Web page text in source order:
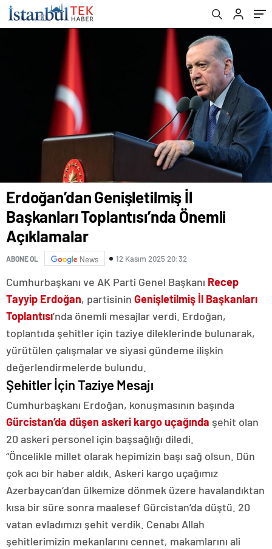
Erdoğan’dan Genişletilmiş İl
Başkanları Toplantısı’nda Önemli
Açıklamalar
ABONE OL News 12 Kasım 2025 20:32
Cumhurbaşkanı ve AK Parti Genel Başkanı Recep
Tayyip Erdoğan, partisinin Genişletilmiş İl Başkanları
Toplantısı’nda önemli mesajlar verdi. Erdoğan,
toplantıda şehitler için taziye dileklerinde bulunarak,
yürütülen çalışmalar ve siyasi gündeme ilişkin
değerlendirmelerde bulundu.
Şehitler İçin Taziye Mesajı
Cumhurbaşkanı Erdoğan, konuşmasının başında
Gürcistan’da düşen askeri kargo uçağında şehit olan
20 askeri personel için başsağlığı diledi.
“Öncelikle millet olarak hepimizin başı sağ olsun. Dün
çok acı bir haber aldık. Askeri kargo uçağımız
Azerbaycan’dan ülkemize dönmek üzere havalandıktan
kısa bir süre sonra maalesef Gürcistan’da düştü. 20
vatan evladımızı şehit verdik. Cenabı Allah
şehitlerimizin mekanlarını cennet, makamlarını ali